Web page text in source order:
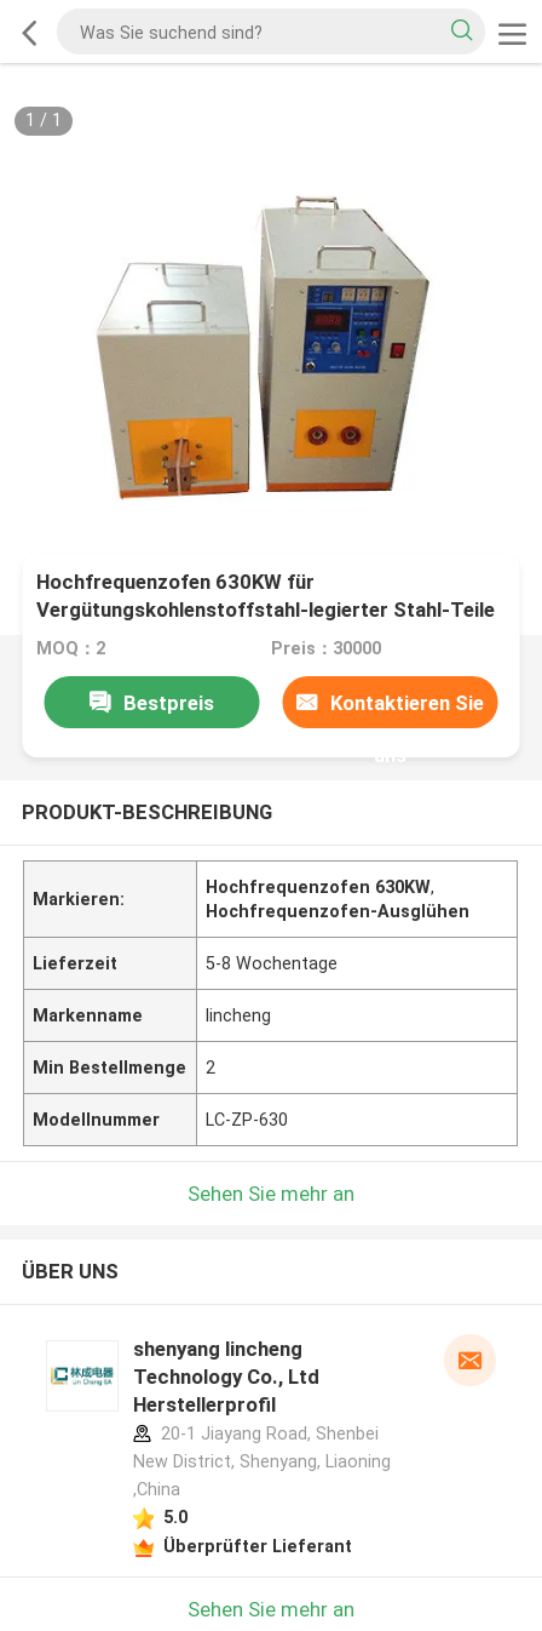
1 / 1
Hochfrequenzofen 630KW für
Vergütungskohlenstoffstahl-legierter Stahl-Teile
MOQ：2 Preis：30000
Bestpreis Kontaktieren Sie
uns
PRODUKT-BESCHREIBUNG
Markieren:
Hochfrequenzofen 630KW,
Hochfrequenzofen-Ausglühen
Lieferzeit 5-8 Wochentage
Markenname lincheng
Min Bestellmenge 2
Modellnummer LC-ZP-630
Sehen Sie mehr an
ÜBER UNS
shenyang lincheng
Technology Co., Ltd
Herstellerprofil
20-1 Jiayang Road, Shenbei
New District, Shenyang, Liaoning
,China
5.0
Überprüfter Lieferant
Sehen Sie mehr an